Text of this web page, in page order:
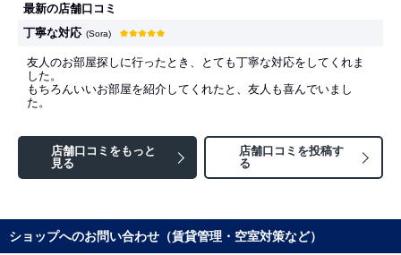
最新の店舗口コミ
丁寧な対応 (Sora)
友人のお部屋探しに行ったとき、とても丁寧な対応をしてくれま
した。
もちろんいいお部屋を紹介してくれたと、友人も喜んでいまし
た。
店舗口コミをもっと
見る
店舗口コミを投稿す
る
ショップへのお問い合わせ（賃貸管理・空室対策など）